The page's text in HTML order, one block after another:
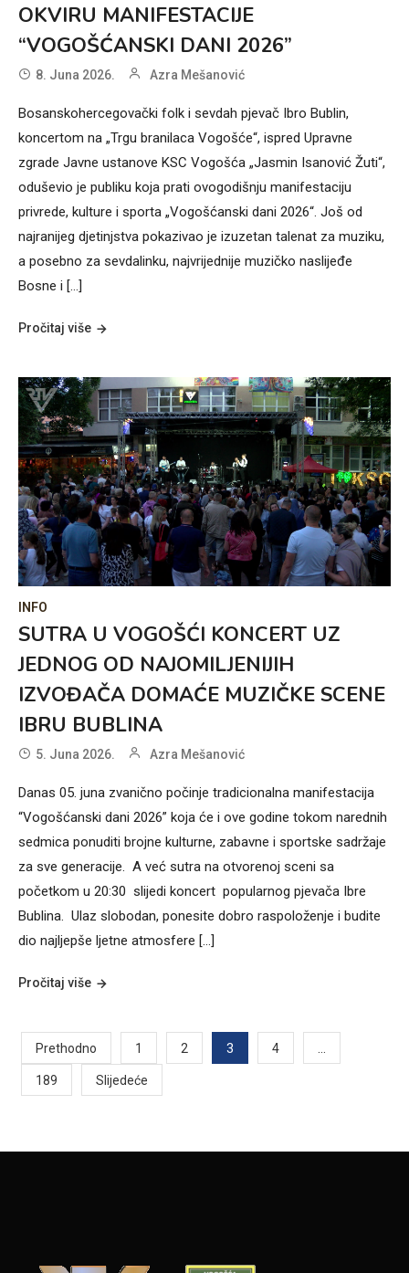
OKVIRU MANIFESTACIJE
“VOGOŠĆANSKI DANI 2026”
8. Juna 2026. Azra Mešanović
Bosanskohercegovački folk i sevdah pjevač Ibro Bublin,
koncertom na „Trgu branilaca Vogošće“, ispred Upravne
zgrade Javne ustanove KSC Vogošća „Jasmin Isanović Žuti“,
oduševio je publiku koja prati ovogodišnju manifestaciju
privrede, kulture i sporta „Vogošćanski dani 2026“. Još od
najranijeg djetinjstva pokazivao je izuzetan talenat za muziku,
a posebno za sevdalinku, najvrijednije muzičko naslijeđe
Bosne i […]
Pročitaj više
INFO
SUTRA U VOGOŠĆI KONCERT UZ
JEDNOG OD NAJOMILJENIJIH
IZVOĐAČA DOMAĆE MUZIČKE SCENE
IBRU BUBLINA
5. Juna 2026. Azra Mešanović
Danas 05. juna zvanično počinje tradicionalna manifestacija
“Vogošćanski dani 2026” koja će i ove godine tokom narednih
sedmica ponuditi brojne kulturne, zabavne i sportske sadržaje
za sve generacije. A već sutra na otvorenoj sceni sa
početkom u 20:30 slijedi koncert popularnog pjevača Ibre
Bublina. Ulaz slobodan, ponesite dobro raspoloženje i budite
dio najljepše ljetne atmosfere […]
Pročitaj više
Posts
pagination
Prethodno 1 2 3 4 …
189 Slijedeće